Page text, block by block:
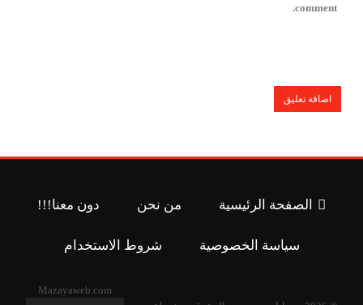
comment.
الصفحة الرئيسية من نحن دون معنا!!!
سياسة الخصوصية شروط الاستخدام
Mazayaweb.com